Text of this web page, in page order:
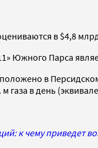
в $4,8
Южного Парса
в Персидском
газа в день
к чему приведет